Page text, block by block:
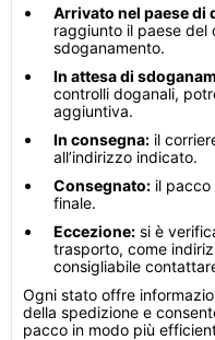
Arrivato nel paese di
raggiunto il paese del
sdoganamento.
In attesa di
controlli doganali,
aggiuntiva.
In consegna: il
all’indirizzo indicato.
Consegnato: il
finale.
Eccezione: si è
trasporto, come
consigliabile
Ogni stato offre
della spedizione e
pacco in modo più